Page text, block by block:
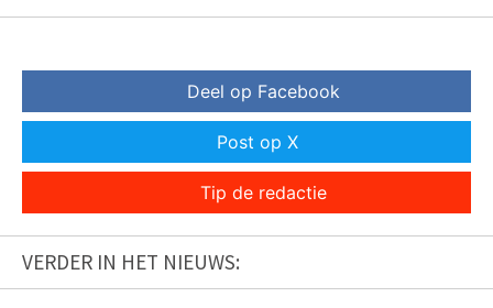
Deel op Facebook
Post op X
Tip de redactie
VERDER IN HET NIEUWS: